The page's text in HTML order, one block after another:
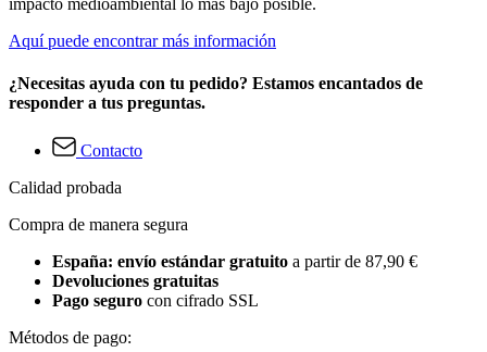
impacto medioambiental lo más bajo posible.
Aquí puede encontrar más información
¿Necesitas ayuda con tu pedido? Estamos encantados de
responder a tus preguntas.
Contacto
Calidad probada
Compra de manera segura
España: envío estándar gratuito a partir de 87,90 €
Devoluciones gratuitas
Pago seguro con cifrado SSL
Métodos de pago: